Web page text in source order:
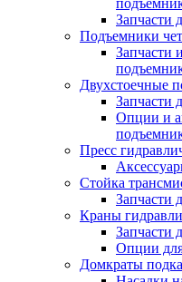
Запчасти
Подъемники
Запчасти
Двухстоечные
Запчасти
Опции и
Пресс
Стойка
Запчасти
Краны
Запчасти
Опции
Домкраты